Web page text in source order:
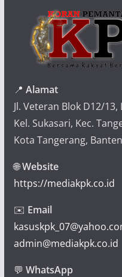
📍 Alamat
Jl. Veteran Blok D12/13,
Kel. Sukasari, Kec.
Kota Tangerang,
🌐Website
https://mediakpk.co.id
✉️ Email
admin@mediakpk.co.id
💬 WhatsApp